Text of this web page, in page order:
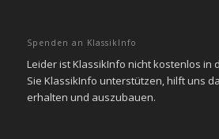
Spenden an KlassikInfo
Leider ist KlassikInfo nicht kostenlos in
Sie KlassikInfo unterstützen, hilft uns
erhalten und auszubauen.